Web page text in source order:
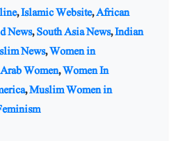
,Islamic Website,African
News,South Asia News,Indian
News,Women in
Arab Women,Women In
,Muslim Women in